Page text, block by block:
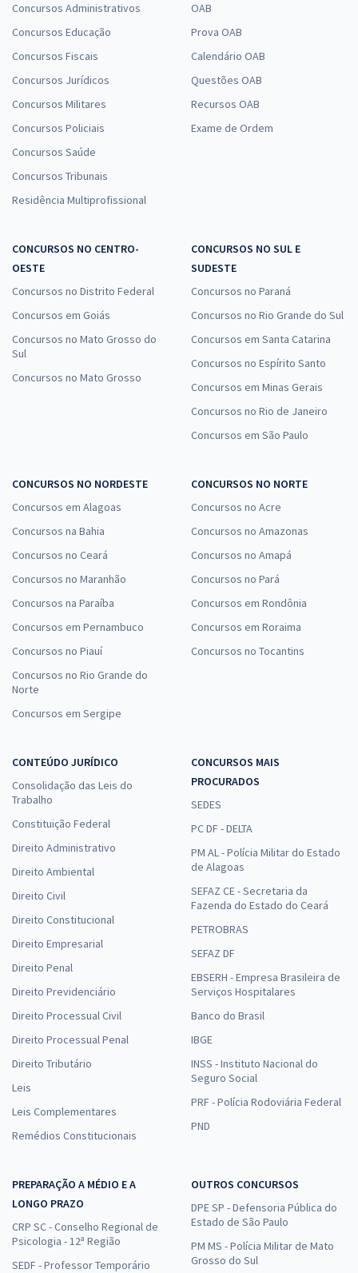
Concursos Administrativos
Concursos Educação
Concursos Fiscais
Concursos Jurídicos
Concursos Militares
Concursos Policiais
Concursos Saúde
Concursos Tribunais
Residência Multiprofissional
OAB
Prova OAB
Calendário OAB
Questões OAB
Recursos OAB
Exame de Ordem
CONCURSOS NO CENTRO-
OESTE
Concursos no Distrito Federal
Concursos em Goiás
Concursos no Mato Grosso do
Sul
Concursos no Mato Grosso
CONCURSOS NO SUL E
SUDESTE
Concursos no Paraná
Concursos no Rio Grande do Sul
Concursos em Santa Catarina
Concursos no Espírito Santo
Concursos em Minas Gerais
Concursos no Rio de Janeiro
Concursos em São Paulo
CONCURSOS NO NORDESTE
Concursos em Alagoas
Concursos na Bahia
Concursos no Ceará
Concursos no Maranhão
Concursos na Paraíba
Concursos em Pernambuco
Concursos no Piauí
Concursos no Rio Grande do
Norte
Concursos em Sergipe
CONCURSOS NO NORTE
Concursos no Acre
Concursos no Amazonas
Concursos no Amapá
Concursos no Pará
Concursos em Rondônia
Concursos em Roraima
Concursos no Tocantins
CONTEÚDO JURÍDICO
Consolidação das Leis do
Trabalho
Constituição Federal
Direito Administrativo
Direito Ambiental
Direito Civil
Direito Constitucional
Direito Empresarial
Direito Penal
Direito Previdenciário
Direito Processual Civil
Direito Processual Penal
Direito Tributário
Leis
Leis Complementares
Remédios Constitucionais
CONCURSOS MAIS
PROCURADOS
SEDES
PC DF - DELTA
PM AL - Polícia Militar do Estado
de Alagoas
SEFAZ CE - Secretaria da
Fazenda do Estado do Ceará
PETROBRAS
SEFAZ DF
EBSERH - Empresa Brasileira de
Serviços Hospitalares
Banco do Brasil
IBGE
INSS - Instituto Nacional do
Seguro Social
PRF - Polícia Rodoviária Federal
PND
PREPARAÇÃO A MÉDIO E A
LONGO PRAZO
CRP SC - Conselho Regional de
Psicologia - 12ª Região
SEDF - Professor Temporário
OUTROS CONCURSOS
DPE SP - Defensoria Pública do
Estado de São Paulo
PM MS - Polícia Militar de Mato
Grosso do Sul